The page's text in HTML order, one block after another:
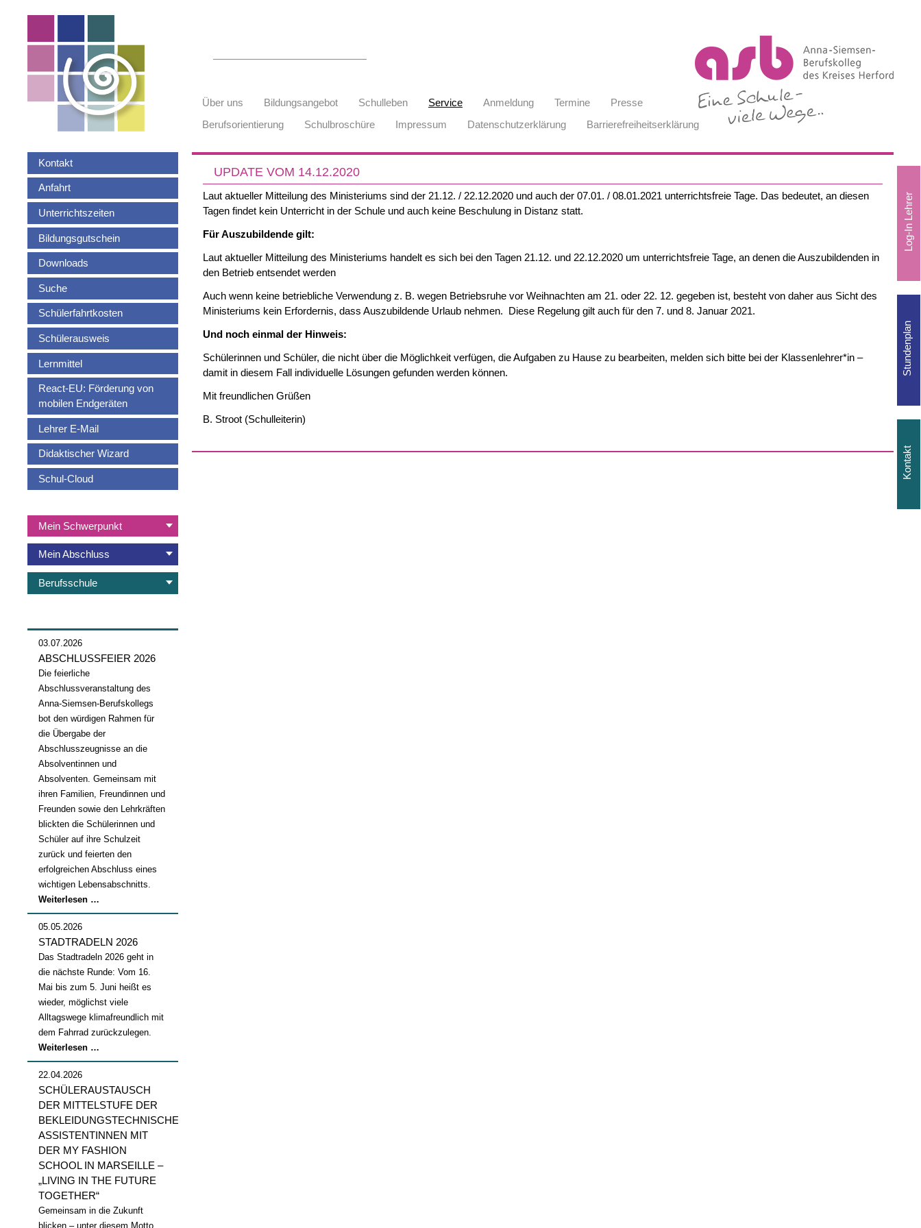
Navigation
Über uns Bildungsangebot Schulleben Service Anmeldung Termine
Presse
Berufsorientierung
Schulbroschüre Impressum Datenschutzerklärung Barrierefreiheitserklärung
UPDATE VOM 14.12.2020
Laut aktueller Mitteilung des Ministeriums sind der 21.12. / 22.12.2020 und auch der 07.01. / 08.01.2021 unterrichtsfreie Tage. Das bedeutet, an diesen
Tagen findet kein Unterricht in der Schule und auch keine Beschulung in Distanz statt.
Für Auszubildende gilt:
Laut aktueller Mitteilung des Ministeriums handelt es sich bei den Tagen 21.12. und 22.12.2020 um unterrichtsfreie Tage, an denen die Auszubildenden in
den Betrieb entsendet werden
Auch wenn keine betriebliche Verwendung z. B. wegen Betriebsruhe vor Weihnachten am 21. oder 22. 12. gegeben ist, besteht von daher aus Sicht des
Ministeriums kein Erfordernis, dass Auszubildende Urlaub nehmen. Diese Regelung gilt auch für den 7. und 8. Januar 2021.
Und noch einmal der Hinweis:
Schülerinnen und Schüler, die nicht über die Möglichkeit verfügen, die Aufgaben zu Hause zu bearbeiten, melden sich bitte bei der Klassenlehrer*in –
damit in diesem Fall individuelle Lösungen gefunden werden können.
Mit freundlichen Grüßen
B. Stroot (Schulleiterin)
Navigation
überspringen
Kontakt
Anfahrt
Unterrichtszeiten
Bildungsgutschein
Downloads
Suche
Schülerfahrtkosten
Schülerausweis
Lernmittel
React-EU: Förderung von
mobilen Endgeräten
Lehrer E-Mail
Didaktischer Wizard
Schul-Cloud
Navigation
überspringen
Mein Schwerpunkt
Mein Abschluss
Berufsschule
03.07.2026
ABSCHLUSSFEIER 2026
Die feierliche
Abschlussveranstaltung des
Anna-Siemsen-Berufskollegs
bot den würdigen Rahmen für
die Übergabe der
Abschlusszeugnisse an die
Absolventinnen und
Absolventen. Gemeinsam mit
ihren Familien, Freundinnen und
Freunden sowie den Lehrkräften
blickten die Schülerinnen und
Schüler auf ihre Schulzeit
zurück und feierten den
erfolgreichen Abschluss eines
wichtigen Lebensabschnitts.
Weiterlesen …
2026
05.05.2026
STADTRADELN 2026
Das Stadtradeln 2026 geht in
die nächste Runde: Vom 16.
Mai bis zum 5. Juni heißt es
wieder, möglichst viele
Alltagswege klimafreundlich mit
dem Fahrrad zurückzulegen.
Weiterlesen …
2026
22.04.2026
SCHÜLERAUSTAUSCH
DER MITTELSTUFE DER
BEKLEIDUNGSTECHNISCHEN
ASSISTENTINNEN MIT
DER MY FASHION
SCHOOL IN MARSEILLE –
„LIVING IN THE FUTURE
TOGETHER“
Gemeinsam in die Zukunft
blicken – unter diesem Motto